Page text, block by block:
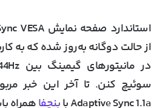
از حالت دوگانه به‌روز شده که به
Adaptive Sync 1.1a با
بنچفاهمراه